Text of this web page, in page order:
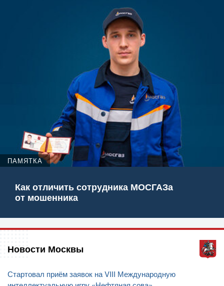
ПАМЯТКА
Как отличить сотрудника МОСГАЗа
от мошенника
Новости Москвы
Стартовал приём заявок на VIII Международную